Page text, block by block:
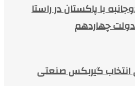
با پاکستان در راستا
چهاردهم
گیربکس صنعتی